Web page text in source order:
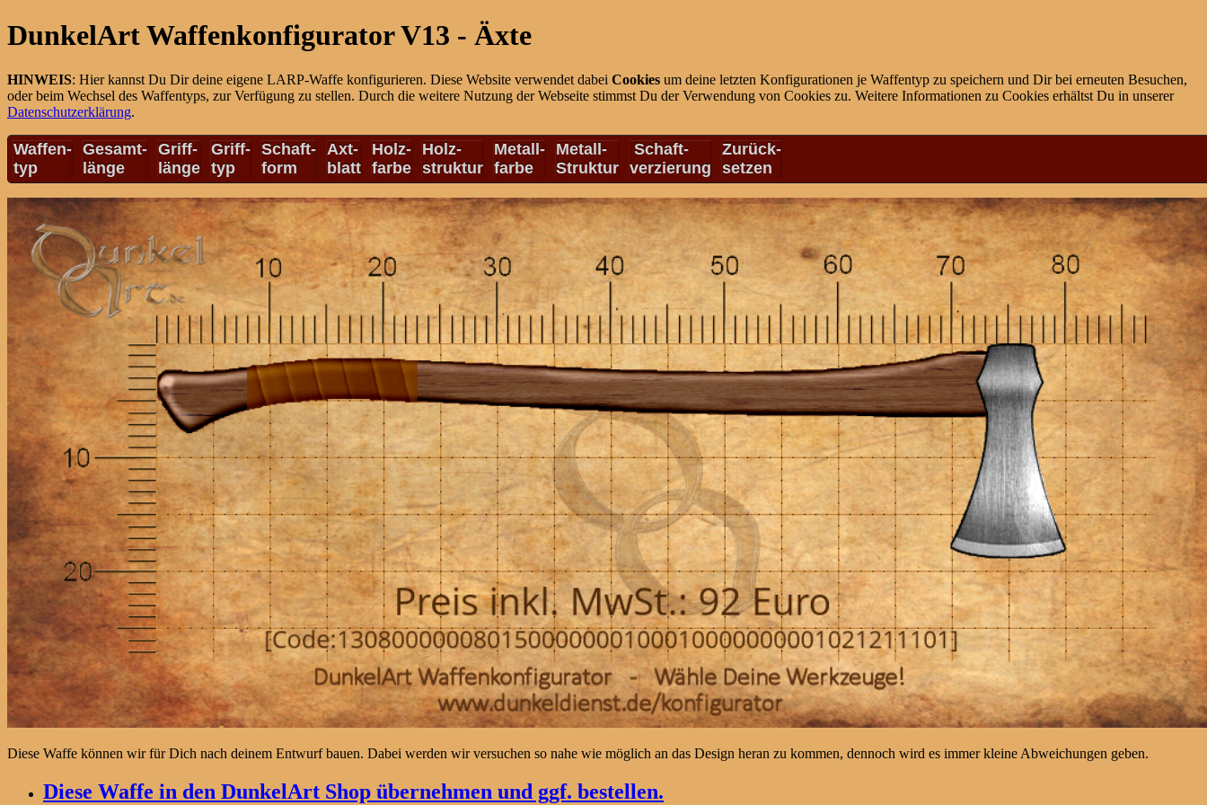
DunkelArt Waffenkonfigurator V13 - Äxte
HINWEIS: Hier kannst Du Dir deine eigene LARP-Waffe konfigurieren. Diese Website verwendet dabei Cookies um deine letzten Konfigurationen je Waffentyp zu speichern und Dir bei erneuten Besuchen,
oder beim Wechsel des Waffentyps, zur Verfügung zu stellen. Durch die weitere Nutzung der Webseite stimmst Du der Verwendung von Cookies zu. Weitere Informationen zu Cookies erhältst Du in unserer
Datenschutzerklärung.
Waffen-
typ
Gesamt-
länge
Griff-
länge
Griff-
typ
Schaft-
form
Axt-
blatt
Holz-
farbe
Holz-
struktur
Metall-
farbe
Metall-
Struktur
Schaft-
verzierung
Zurück-
setzen
Diese Waffe können wir für Dich nach deinem Entwurf bauen. Dabei werden wir versuchen so nahe wie möglich an das Design heran zu kommen, dennoch wird es immer kleine Abweichungen geben.
Diese Waffe in den DunkelArt Shop übernehmen und ggf. bestellen.